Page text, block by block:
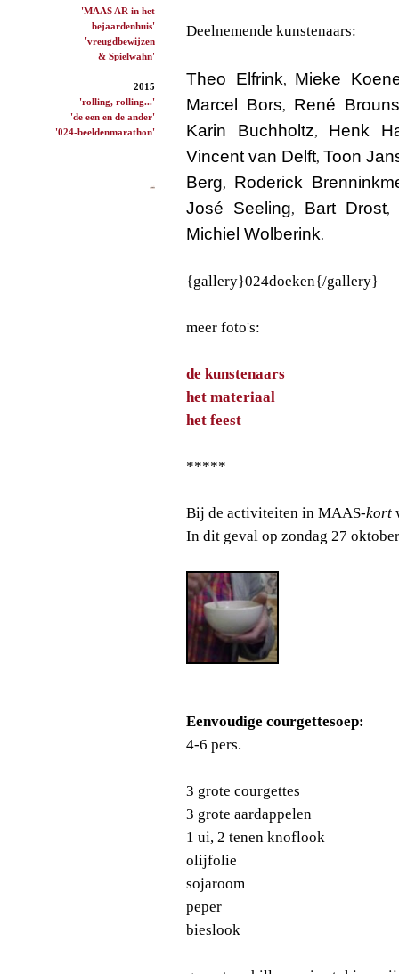
'MAAS AR in het
bejaardenhuis'
'vreugdbewijzen
& Spielwahn'
2015
'rolling, rolling...'
'de een en de ander'
'024-beeldenmarathon'
Deelnemende kunstenaars:
Theo Elfrink, Mieke
Marcel Bors, René Brouns
Karin Buchholtz, Henk
Vincent van Delft, Toon
Berg, Roderick
José Seeling, Bart Drost,
Michiel Wolberink.
{gallery}024doeken{/gallery}
meer foto's:
de kunstenaars
het materiaal
het feest
*****
Bij de activiteiten in MAAS-kort
In dit geval op zondag 27
Eenvoudige courgettesoep:
4-6 pers.
3 grote courgettes
3 grote aardappelen
1 ui, 2 tenen knoflook
olijfolie
sojaroom
peper
bieslook